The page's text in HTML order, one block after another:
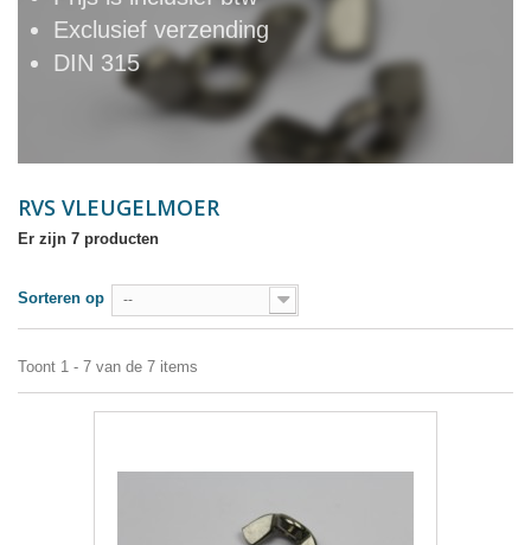
Exclusief verzending
DIN 315
RVS VLEUGELMOER
Er zijn 7 producten
Sorteren op --
Toont 1 - 7 van de 7 items